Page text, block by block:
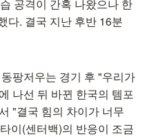
공격이 간혹 나왔으나 한
다. 결국 지난 후반 16분
팡저우는 경기 후 "우리가
나선 뒤 바뀐 한국의 템포
"결국 힘의 차이가 너무
이(센터백)의 반응이 조금